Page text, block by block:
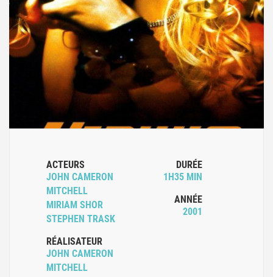
ACTEURS
JOHN CAMERON
MITCHELL
MIRIAM SHOR
STEPHEN TRASK
RÉALISATEUR
JOHN CAMERON
MITCHELL
DURÉE
1H35 MIN
ANNÉE
2001